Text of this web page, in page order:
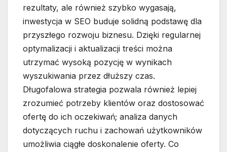
rezultaty, ale również szybko wygasają,
inwestycja w SEO buduje solidną podstawę dla
przyszłego rozwoju biznesu. Dzięki regularnej
optymalizacji i aktualizacji treści można
utrzymać wysoką pozycję w wynikach
wyszukiwania przez dłuższy czas.
Długofalowa strategia pozwala również lepiej
zrozumieć potrzeby klientów oraz dostosować
ofertę do ich oczekiwań; analiza danych
dotyczących ruchu i zachowań użytkowników
umożliwia ciągłe doskonalenie oferty. Co